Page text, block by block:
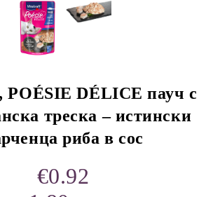
DÉLICE пауч с
треска – истински
риба в сос
€0.92